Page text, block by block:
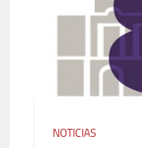
NOTICIAS